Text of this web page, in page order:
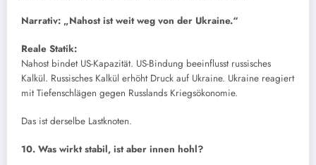
Narrativ: „Nahost ist weit weg von der Ukraine.“
Reale Statik:
Nahost bindet US-Kapazität. US-Bindung beeinflusst russisches
Kalkül. Russisches Kalkül erhöht Druck auf Ukraine. Ukraine reagiert
mit Tiefenschlägen gegen Russlands Kriegsökonomie.
Das ist derselbe Lastknoten.
10. Was wirkt stabil, ist aber innen hohl?